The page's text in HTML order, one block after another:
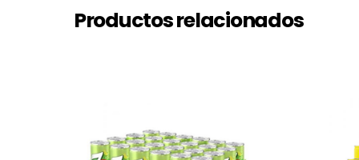
Productos relacionados